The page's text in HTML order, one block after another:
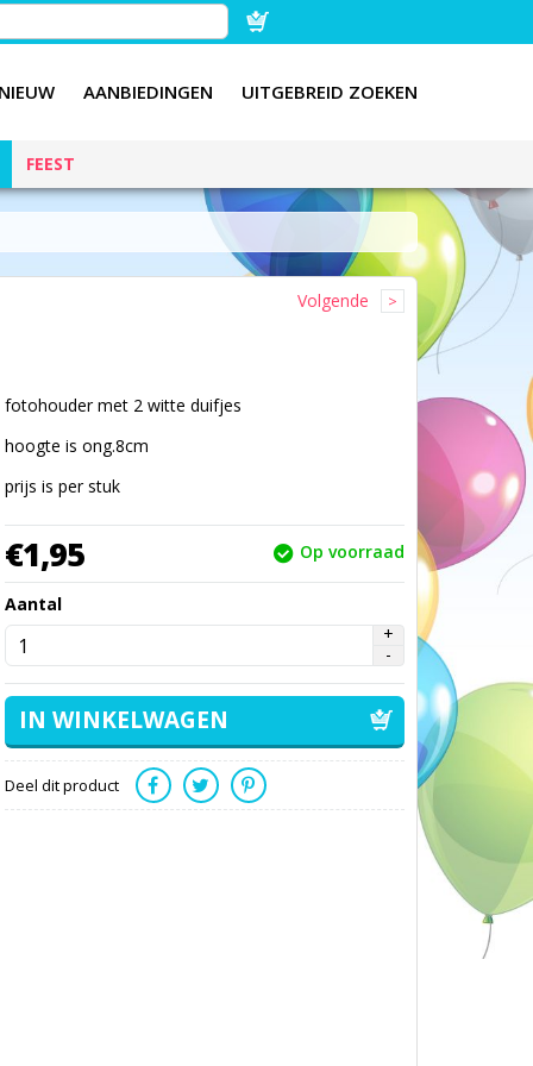
AANBIEDINGEN UITGEBREID ZOEKEN
FEEST
Volgende
fotohouder met 2 witte duifjes
hoogte is ong.8cm
prijs is per stuk
€1,95 Op voorraad
Aantal
Deel dit product